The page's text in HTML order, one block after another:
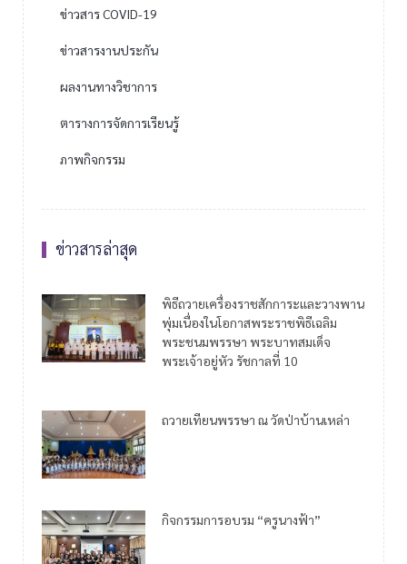
ข่าวสาร COVID-19
ข่าวสารงานประกัน
ผลงานทางวิชาการ
ตารางการจัดการเรียนรู้
ภาพกิจกรรม
ข่าวสารล่าสุด
พิธีถวายเครื่องราชสักการะและวางพาน
พุ่มเนื่องในโอกาสพระราชพิธีเฉลิม
พระชนมพรรษา พระบาทสมเด็จ
พระเจ้าอยู่หัว รัชกาลที่ 10
ถวายเทียนพรรษา ณ วัดป่าบ้านเหล่า
กิจกรรมการอบรม “ครูนางฟ้า”